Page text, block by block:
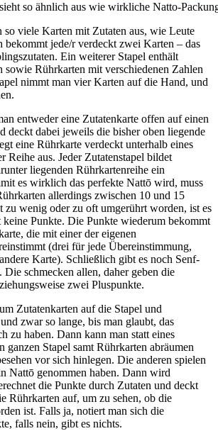
so ähnlich aus wie wirkliche Natto-
viele Karten mit Zutaten aus, wie Leute
bekommt jede/r verdeckt zwei Karten – das
Ein weiterer Stapel enthält
sowie Rührkarten mit verschiedenen Zahlen
nimmt man vier Karten auf die Hand, und
entweder eine Zutatenkarte offen auf einen
deckt dabei jeweils die bisher oben liegende
eine Rührkarte verdeckt unterhalb eines
Reihe aus. Jeder Zutatenstapel bildet
liegenden Rührkartenreihe ein
es wirklich das perfekte Nattō wird, muss
allerdings zwischen 10 und 15
zu wenig oder zu oft umgerührtworden, ist es
Punkte. Die Punkte wiederum bekommt
die mit einer der eigenen
(drei für jede Übereinstimmung,
Karte). Schließlich gibt es noch Senf-
Die schmecken allen, daher geben die
zwei Pluspunkte.
Zutatenkarten auf die Stapel und
zwar so lange, bis man glaubt, das
zu haben. Dann kann man statt eines
ganzen Stapel samt Rührkarten abräumen
vor sich hinlegen. Die anderen spielen
Nattō genommen haben. Dann wird
die Punkte durch Zutaten und deckt
Rührkarten auf, um zu sehen, ob die
ist. Falls ja, notiert man sich die
falls nein, gibt es nichts.